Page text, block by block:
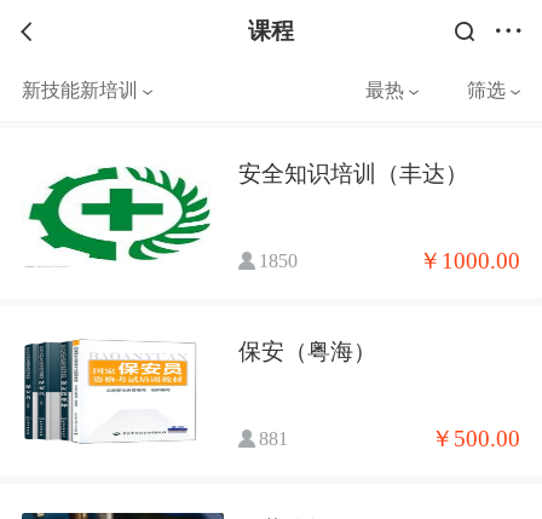
课程
新技能新培训 最热 筛选
安全知识培训（丰达）
1850 ￥1000.00
保安（粤海）
881 ￥500.00